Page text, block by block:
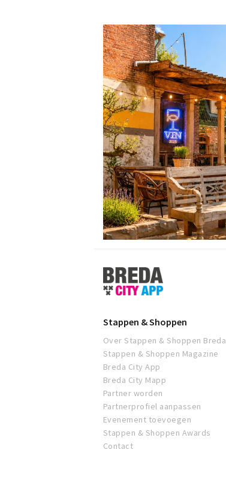
Stappen
&
Shoppen
Stappen & Shoppen
Over Stappen & Shoppen Breda
Stappen & Shoppen Magazine
Breda City App
Breda City Mapp
Partner worden
Partnerprofiel aanpassen
Evenement toevoegen
Stappen & Shoppen Awards
Contact